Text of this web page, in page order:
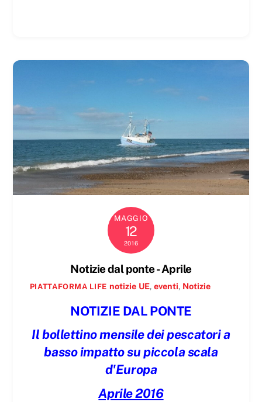
MAGGIO
12
2016
Notizie dal ponte - Aprile
PIATTAFORMA LIFE notizie UE, eventi, Notizie
NOTIZIE DAL PONTE
Il bollettino mensile dei pescatori a
basso impatto su piccola scala
d'Europa
Aprile 2016